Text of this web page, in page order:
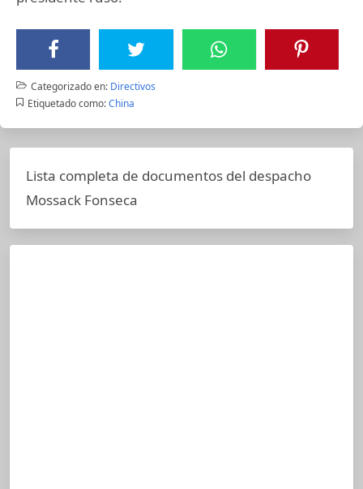
Categorizado en: Directivos
Etiquetado como: China
Lista completa de documentos del despacho
Mossack Fonseca